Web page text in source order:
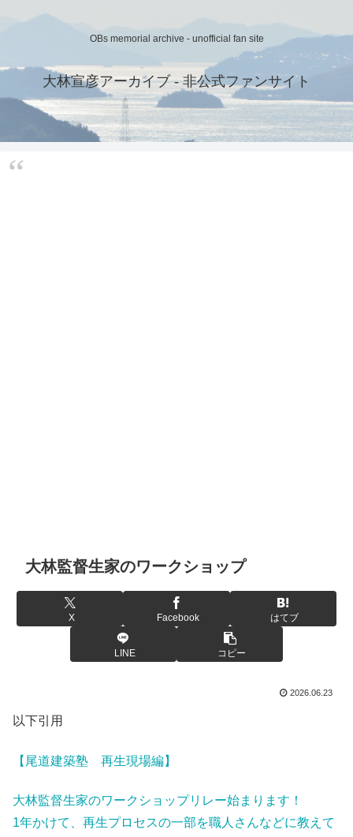
OBs memorial archive - unofficial fan site
大林宣彦アーカイブ - 非公式ファンサイト
大林監督生家のワークショップ
X Facebook はてブ
LINE コピー
2026.06.23
以下引用
【尾道建築塾 再生現場編】
大林監督生家のワークショップリレー始まります！
1年かけて、再生プロセスの一部を職人さんなどに教えて